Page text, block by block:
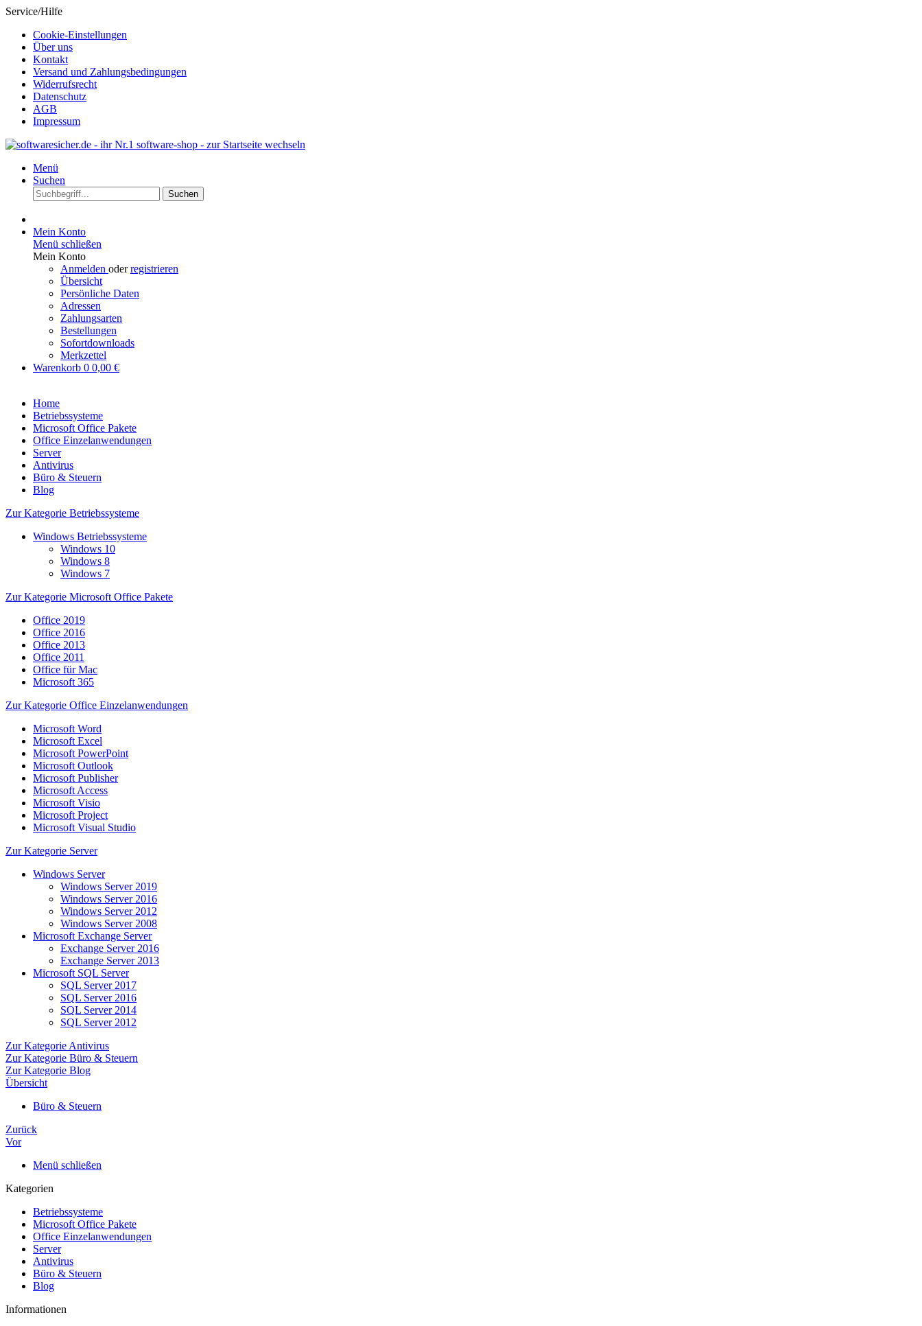
Service/Hilfe
Cookie-Einstellungen
Über uns
Kontakt
Versand und Zahlungsbedingungen
Widerrufsrecht
Datenschutz
AGB
Impressum
Menü
Suchen
Suchen
Mein Konto
Menü schließen
Mein Konto
Anmelden oderregistrieren
Übersicht
Persönliche Daten
Adressen
Zahlungsarten
Bestellungen
Sofortdownloads
Merkzettel
Warenkorb 0 0,00 €
Home
Betriebssysteme
Microsoft Office Pakete
Office Einzelanwendungen
Server
Antivirus
Büro & Steuern
Blog
Zur Kategorie Betriebssysteme
Windows Betriebssysteme
Windows 10
Windows 8
Windows 7
Zur Kategorie Microsoft Office Pakete
Office 2019
Office 2016
Office 2013
Office 2011
Office für Mac
Microsoft 365
Zur Kategorie Office Einzelanwendungen
Microsoft Word
Microsoft Excel
Microsoft PowerPoint
Microsoft Outlook
Microsoft Publisher
Microsoft Access
Microsoft Visio
Microsoft Project
Microsoft Visual Studio
Zur Kategorie Server
Windows Server
Windows Server 2019
Windows Server 2016
Windows Server 2012
Windows Server 2008
Microsoft Exchange Server
Exchange Server 2016
Exchange Server 2013
Microsoft SQL Server
SQL Server 2017
SQL Server 2016
SQL Server 2014
SQL Server 2012
Zur Kategorie Antivirus
Zur Kategorie Büro & Steuern
Zur Kategorie Blog
Übersicht
Büro & Steuern
Zurück
Vor
Menü schließen
Kategorien
Betriebssysteme
Microsoft Office Pakete
Office Einzelanwendungen
Server
Antivirus
Büro & Steuern
Blog
Informationen